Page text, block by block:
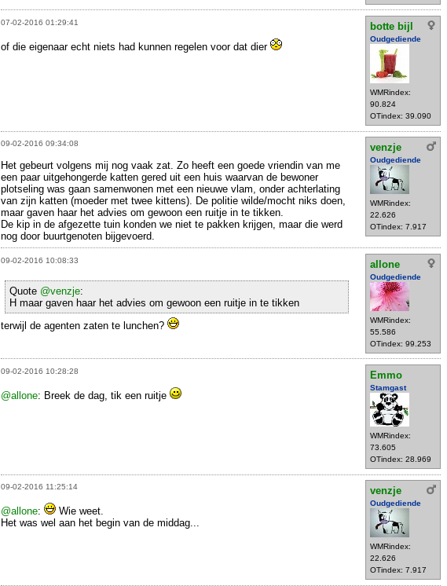
07-02-2016 01:29:41 botte bijl
Oudgediende
WMRindex:
90.824
OTindex: 39.090
of die eigenaar echt niets had kunnen regelen voor dat dier
09-02-2016 09:34:08 venzje
Oudgediende
WMRindex:
22.626
OTindex: 7.917
Het gebeurt volgens mij nog vaak zat. Zo heeft een goede vriendin van me
een paar uitgehongerde katten gered uit een huis waarvan de bewoner
plotseling was gaan samenwonen met een nieuwe vlam, onder achterlating
van zijn katten (moeder met twee kittens). De politie wilde/mocht niks doen,
maar gaven haar het advies om gewoon een ruitje in te tikken.
De kip in de afgezette tuin konden we niet te pakken krijgen, maar die werd
nog door buurtgenoten bijgevoerd.
09-02-2016 10:08:33 allone
Oudgediende
WMRindex:
55.586
OTindex: 99.253
Quote @venzje:
H maar gaven haar het advies om gewoon een ruitje in te tikken
terwijl de agenten zaten te lunchen?
09-02-2016 10:28:28 Emmo
Stamgast
WMRindex:
73.605
OTindex: 28.969
@allone: Breek de dag, tik een ruitje
09-02-2016 11:25:14 venzje
Oudgediende
WMRindex:
22.626
OTindex: 7.917
@allone:
Wie weet.
Het was wel aan het begin van de middag...